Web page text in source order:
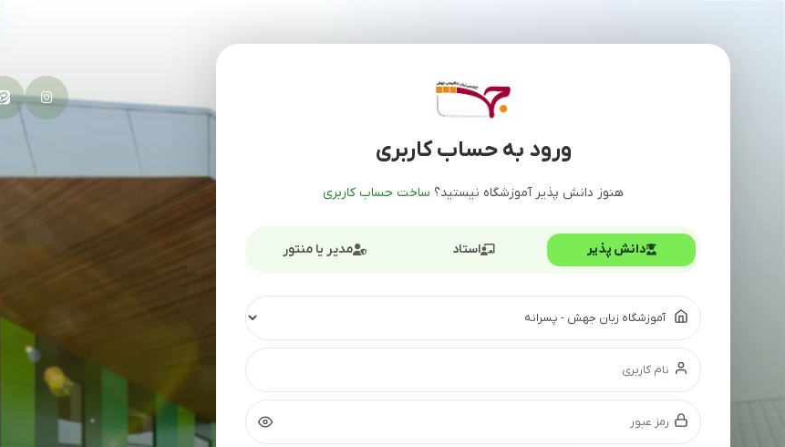
ورود به حساب کاربری
هنوز دانش پذیر آموزشگاه نیستید؟ ساخت حساب کاربری
دانش پذیر استاد مدیر یا منتور